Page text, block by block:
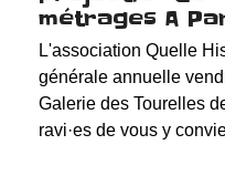
métrages A
L'association Quelle
générale annuelle
Galerie des Tourelles
ravi·es de vous y